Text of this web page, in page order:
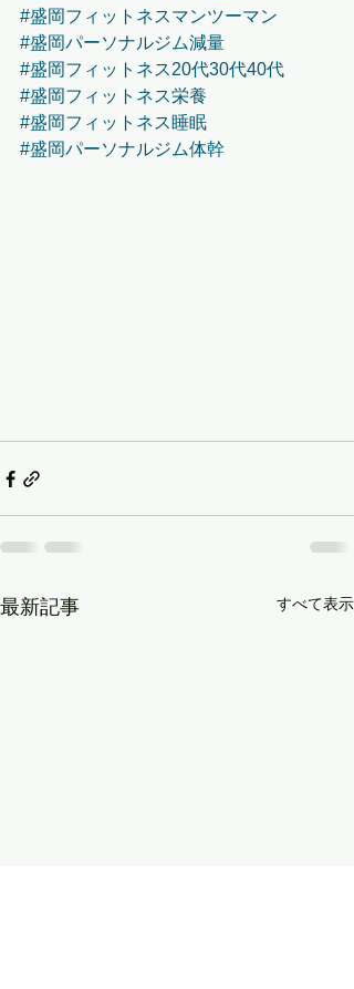
#盛岡フィットネスマンツーマン
#盛岡パーソナルジム減量
#盛岡フィットネス20代30代40代
#盛岡フィットネス栄養
#盛岡フィットネス睡眠
#盛岡パーソナルジム体幹
最新記事 すべて表示